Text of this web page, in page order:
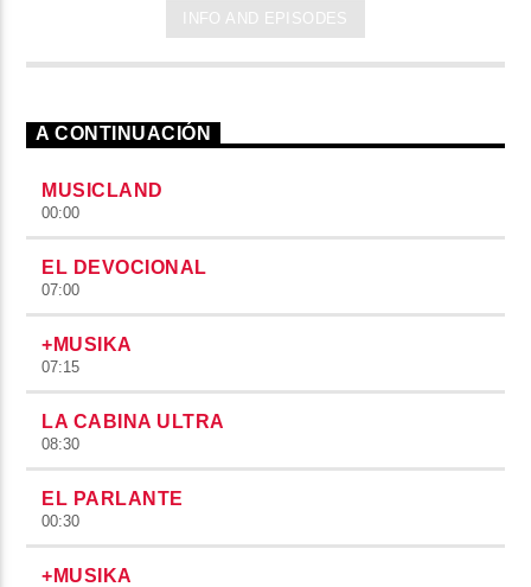
INFO AND EPISODES
A CONTINUACIÓN
MUSICLAND
00:00
EL DEVOCIONAL
07:00
+MUSIKA
07:15
LA CABINA ULTRA
08:30
EL PARLANTE
00:30
+MUSIKA